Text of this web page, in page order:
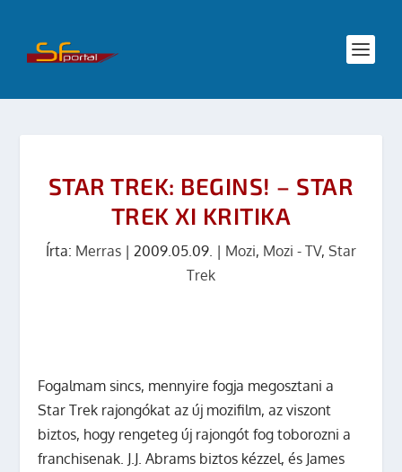
STAR TREK: BEGINS! – STAR
TREK XI KRITIKA
Írta: Merras | 2009.05.09. | Mozi, Mozi - TV, Star
Trek
Fogalmam sincs, mennyire fogja megosztani a
Star Trek rajongókat az új mozifilm, az viszont
biztos, hogy rengeteg új rajongót fog toborozni a
franchisenak. J.J. Abrams biztos kézzel, és James